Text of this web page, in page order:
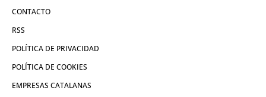
CONTACTO
RSS
POLÍTICA DE PRIVACIDAD
POLÍTICA DE COOKIES
EMPRESAS CATALANAS